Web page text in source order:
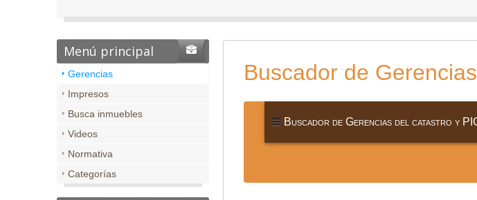
Buscador de
Buscador de Gerencias del catastro y
Menú principal
Gerencias
Impresos
Busca inmuebles
Videos
Normativa
Categorías